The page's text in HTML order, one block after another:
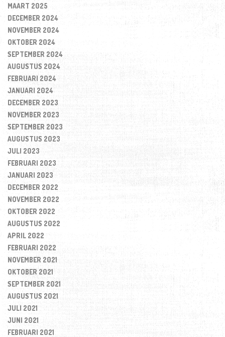
MAART 2025
DECEMBER 2024
NOVEMBER 2024
OKTOBER 2024
SEPTEMBER 2024
AUGUSTUS 2024
FEBRUARI 2024
JANUARI 2024
DECEMBER 2023
NOVEMBER 2023
SEPTEMBER 2023
AUGUSTUS 2023
JULI 2023
FEBRUARI 2023
JANUARI 2023
DECEMBER 2022
NOVEMBER 2022
OKTOBER 2022
AUGUSTUS 2022
APRIL 2022
FEBRUARI 2022
NOVEMBER 2021
OKTOBER 2021
SEPTEMBER 2021
AUGUSTUS 2021
JULI 2021
JUNI 2021
FEBRUARI 2021